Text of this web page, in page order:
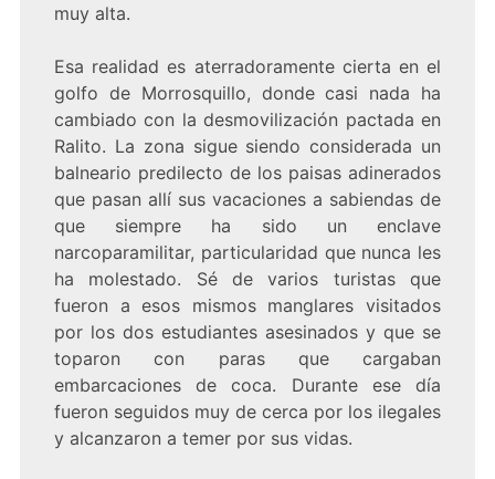
muy alta.
Esa realidad es aterradoramente cierta en el
golfo de Morrosquillo, donde casi nada ha
cambiado con la desmovilización pactada en
Ralito. La zona sigue siendo considerada un
balneario predilecto de los paisas adinerados
que pasan allí sus vacaciones a sabiendas de
que siempre ha sido un enclave
narcoparamilitar, particularidad que nunca les
ha molestado. Sé de varios turistas que
fueron a esos mismos manglares visitados
por los dos estudiantes asesinados y que se
toparon con paras que cargaban
embarcaciones de coca. Durante ese día
fueron seguidos muy de cerca por los ilegales
y alcanzaron a temer por sus vidas.